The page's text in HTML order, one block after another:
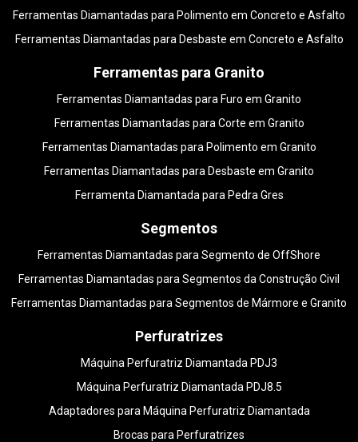
Ferramentas Diamantadas para Polimento em Concreto e Asfalto
Ferramentas Diamantadas para Desbaste em Concreto e Asfalto
Ferramentas para Granito
Ferramentas Diamantadas para Furo em Granito
Ferramentas Diamantadas para Corte em Granito
Ferramentas Diamantadas para Polimento em Granito
Ferramentas Diamantadas para Desbaste em Granito
Ferramenta Diamantada para Pedra Gres
Segmentos
Ferramentas Diamantadas para Segmento de OffShore
Ferramentas Diamantadas para Segmentos da Construção Civil
Ferramentas Diamantadas para Segmentos de Mármore e Granito
Perfuratrizes
Máquina Perfuratriz Diamantada PDJ3
Máquina Perfuratriz Diamantada PDJ8.5
Adaptadores para Máquina Perfuratriz Diamantada
Brocas para Perfuratrizes